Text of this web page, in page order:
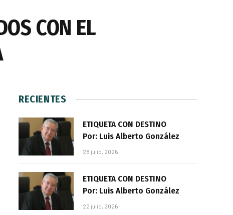
CON EL
RECIENTES
ETIQUETA CON DESTINO
Por: Luis Alberto González
28 julio, 2026
ETIQUETA CON DESTINO
Por: Luis Alberto González
22 julio, 2026